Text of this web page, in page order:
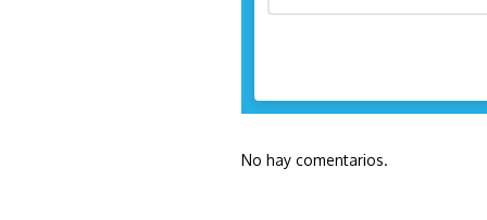
No hay comentarios.